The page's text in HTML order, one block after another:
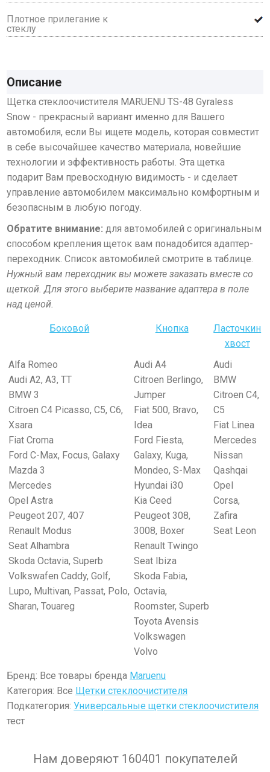
Плотное прилегание к
стеклу
Описание
Щетка стеклоочистителя MARUENU TS-48 Gyraless
Snow - прекрасный вариант именно для Вашего
автомобиля, если Вы ищете модель, которая совместит
в себе высочайшее качество материала, новейшие
технологии и эффективность работы. Эта щетка
подарит Вам превосходную видимость - и сделает
управление автомобилем максимально комфортным и
безопасным в любую погоду.
Обратите внимание: для автомобилей с оригинальным
способом крепления щеток вам понадобится адаптер-
переходник. Список автомобилей смотрите в таблице.
Нужный вам переходник вы можете заказать вместе со
щеткой. Для этого выберите название адаптера в поле
над ценой.
Боковой Кнопка
Ласточкин
хвост
Alfa Romeo
Audi A2, А3, TT
BMW 3
Citroen C4 Picasso, С5, С6,
Xsara
Fiat Croma
Ford C-Max, Focus, Galaxy
Mazda 3
Mercedes
Opel Astra
Peugeot 207, 407
Renault Modus
Seat Alhambra
Skoda Octavia, Superb
Volkswafen Caddy, Golf,
Lupo, Multivan, Passat, Polo,
Sharan, Touareg
Audi A4
Citroen Berlingo,
Jumper
Fiat 500, Bravo,
Idea
Ford Fiesta,
Galaxy, Kuga,
Mondeo, S-Max
Hyundai i30
Kia Ceed
Peugeot 308,
3008, Boxer
Renault Twingo
Seat Ibiza
Skoda Fabia,
Octavia,
Roomster, Superb
Toyota Avensis
Volkswagen
Volvo
Audi
BMW
Citroen C4,
C5
Fiat Linea
Mercedes
Nissan
Qashqai
Opel
Corsa,
Zafira
Seat Leon
Бренд: Все товары бренда Maruenu
Категория: Все Щетки стеклоочистителя
Подкатегория:Универсальные щетки стеклоочистителя
тест
Нам доверяют 160401 покупателей